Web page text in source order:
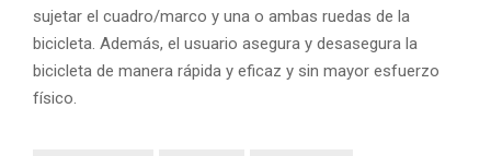
sujetar el cuadro/marco y una o ambas ruedas de la
bicicleta. Además, el usuario asegura y desasegura la
bicicleta de manera rápida y eficaz y sin mayor esfuerzo
físico.